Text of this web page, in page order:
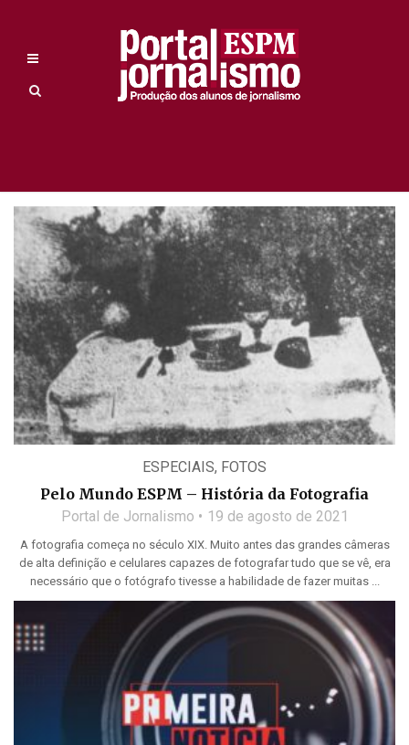
ESPECIAIS, FOTOS
Pelo Mundo ESPM – História da Fotografia
Portal de Jornalismo 19 de agosto de 2021
A fotografia começa no século XIX. Muito antes das grandes câmeras
de alta definição e celulares capazes de fotografar tudo que se vê, era
necessário que o fotógrafo tivesse a habilidade de fazer muitas ...